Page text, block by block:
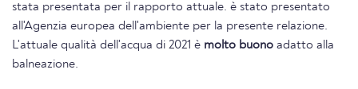
stata presentata per il rapporto attuale. è stato presentato
all'Agenzia europea dell'ambiente per la presente relazione.
L'attuale qualità dell'acqua di 2021 è molto buono adatto alla
balneazione.